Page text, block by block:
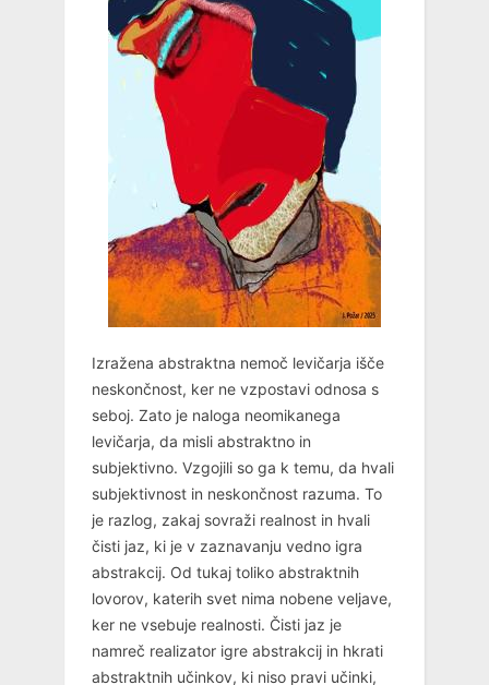
Izražena abstraktna nemoč levičarja išče
neskončnost, ker ne vzpostavi odnosa s
seboj. Zato je naloga neomikanega
levičarja, da misli abstraktno in
subjektivno. Vzgojili so ga k temu, da hvali
subjektivnost in neskončnost razuma. To
je razlog, zakaj sovraži realnost in hvali
čisti jaz, ki je v zaznavanju vedno igra
abstrakcij. Od tukaj toliko abstraktnih
lovorov, katerih svet nima nobene veljave,
ker ne vsebuje realnosti. Čisti jaz je
namreč realizator igre abstrakcij in hkrati
abstraktnih učinkov, ki niso pravi učinki,